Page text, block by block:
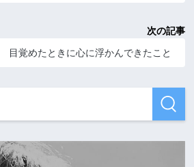
次の記事
目覚めたときに心に浮かんできたこと